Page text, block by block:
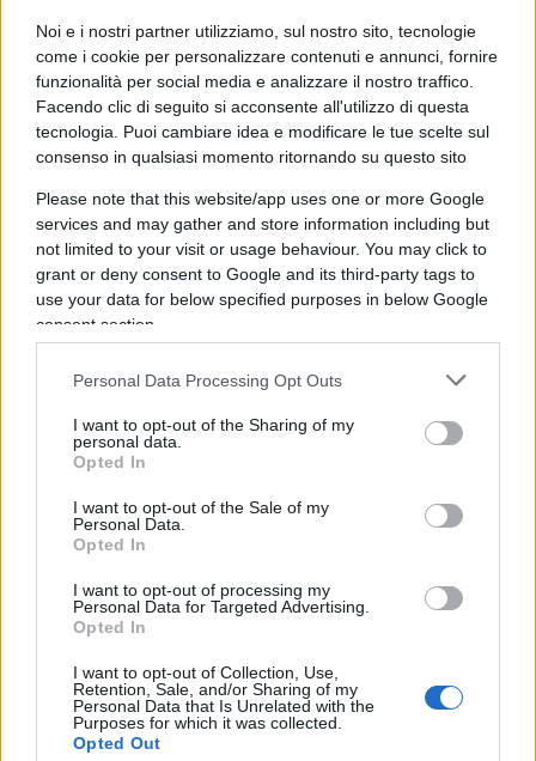
Noi e i nostri partner utilizziamo, sul nostro sito, tecnologie
come i cookie per personalizzare contenuti e annunci, fornire
funzionalità per social media e analizzare il nostro traffico.
Facendo clic di seguito si acconsente all'utilizzo di questa
tecnologia. Puoi cambiare idea e modificare le tue scelte sul
consenso in qualsiasi momento ritornando su questo sito
Please note that this website/app uses one or more Google
services and may gather and store information including but
not limited to your visit or usage behaviour. You may click to
grant or deny consent to Google and its third-party tags to
use your data for below specified purposes in below Google
consent section.
Personal Data Processing Opt Outs
I want to opt-out of the Sharing of my
personal data.
Opted In
I want to opt-out of the Sale of my
Personal Data.
Opted In
I want to opt-out of processing my
Personal Data for Targeted Advertising.
Opted In
I want to opt-out of Collection, Use,
Retention, Sale, and/or Sharing of my
Personal Data that Is Unrelated with the
Purposes for which it was collected.
Opted Out
reddito, provvedimenti che hanno toccato
direttamente circa 31 milioni di contribuenti e su
cui il governo vuole puntare anche nei prossimi
budget. Ci sono anche buone notizie per i
consumatori, dato che il governo ha rinunciato
agli aumenti delle imposte sugli alcolici e sul
carburante. Questo aspetto è particolarmente
interessante se si considera che, come emerge
dalle ricerche delCentre for Policy Studies, dal loro
congelamento nel 2014 le imposte sugli alcolici
hanno fruttato ben il 25 per cento in più in
termine di gettito, vedendo crescere del 40 per
cento le esportazioni.
coronaviruspotrà essere valutata solo a posteriori,
quando avremo i numeri definitivi di contagi,
decessi e guarigioni, tuttavia è un dato di fatto che
si sia intervenuti in modo radicalmente diverso
solitamente a fare. L’Italia tanto per cominciare
quest’anno dovrà sforare il 3 per cento del
rapporto deficit/Pil secondo le previsioni più